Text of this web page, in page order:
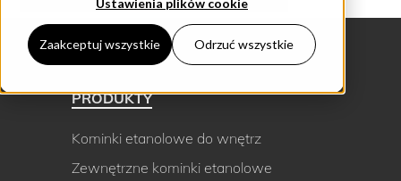
Zaakceptuj wszystkie Odrzuć wszystkie
PRODUKTY
Kominki etanolowe do wnętrz
Zewnętrzne kominki etanolowe